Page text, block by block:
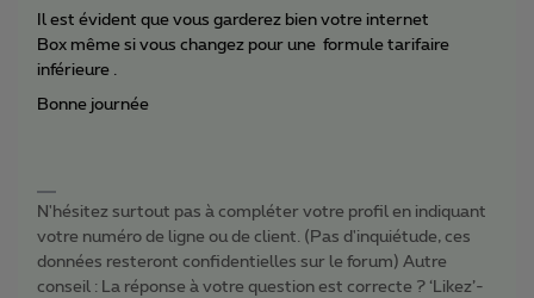
Il est évident que vous garderez bien votre internet
Box même si vous changez pour une formule tarifaire
inférieure .
Bonne journée
N'hésitez surtout pas à compléter votre profil en indiquant
votre numéro de ligne ou de client. (Pas d'inquiétude, ces
données resteront confidentielles sur le forum) Autre
conseil : La réponse à votre question est correcte ? ‘Likez’-